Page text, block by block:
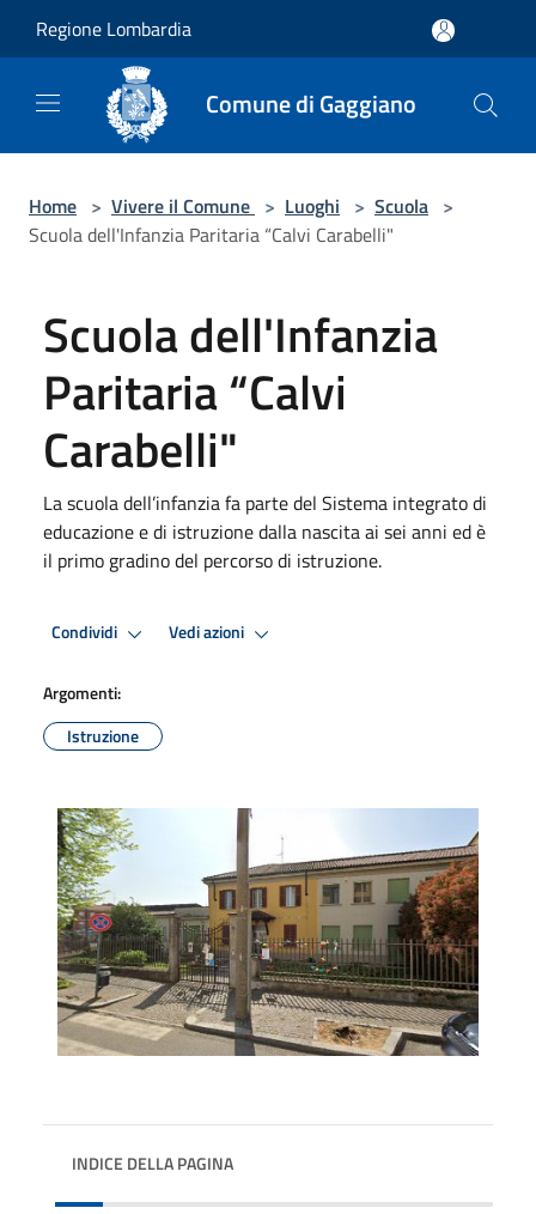
Regione Lombardia
Comune di Gaggiano
Home > Vivere il Comune > Luoghi > Scuola >
Scuola dell'Infanzia Paritaria “Calvi Carabelli"
Scuola dell'Infanzia
Paritaria “Calvi
Carabelli"
La scuola dell’infanzia fa parte del Sistema integrato di
educazione e di istruzione dalla nascita ai sei anni ed è
il primo gradino del percorso di istruzione.
Condividi Vedi azioni
Argomenti:
Istruzione
INDICE DELLA PAGINA